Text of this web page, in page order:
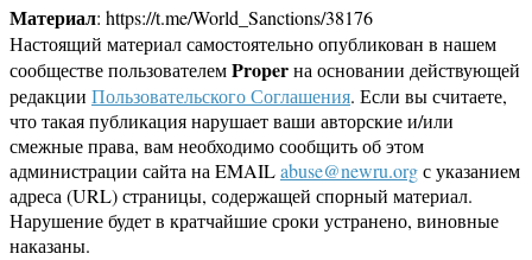
Материал: https://t.me/World_Sanctions/38176
Настоящий материал самостоятельно опубликован в нашем
сообществе пользователемProperна основании действующей
редакции Пользовательского Соглашения. Если вы считаете,
что такая публикация нарушает ваши авторские и/или
смежные права, вам необходимо сообщить об этом
администрации сайта на EMAILabuse@newru.orgс указанием
адреса (URL) страницы, содержащей спорный материал.
Нарушение будет в кратчайшие сроки устранено, виновные
наказаны.